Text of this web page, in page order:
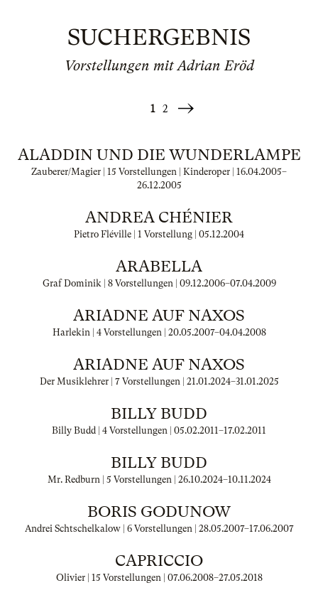
SUCHERGEBNIS
Vorstellungen mit Adrian Eröd
1 2
Weiter
ALADDIN UND DIE WUNDERLAMPE
Zauberer/Magier | 15 Vorstellungen | Kinderoper | 16.04.2005–
26.12.2005
ANDREA CHÉNIER
Pietro Fléville | 1 Vorstellung | 05.12.2004
ARABELLA
Graf Dominik | 8 Vorstellungen | 09.12.2006–07.04.2009
ARIADNE AUF NAXOS
Harlekin | 4 Vorstellungen | 20.05.2007–04.04.2008
ARIADNE AUF NAXOS
Der Musiklehrer | 7 Vorstellungen | 21.01.2024–31.01.2025
BILLY BUDD
Billy Budd | 4 Vorstellungen | 05.02.2011–17.02.2011
BILLY BUDD
Mr. Redburn | 5 Vorstellungen | 26.10.2024–10.11.2024
BORIS GODUNOW
Andrei Schtschelkalow | 6 Vorstellungen | 28.05.2007–17.06.2007
CAPRICCIO
Olivier | 15 Vorstellungen | 07.06.2008–27.05.2018